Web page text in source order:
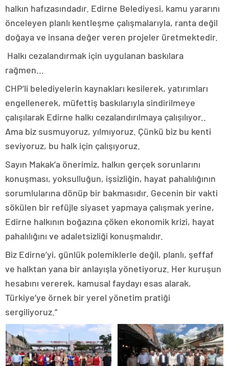
halkın hafızasındadır. Edirne Belediyesi, kamu yararını
önceleyen planlı kentleşme çalışmalarıyla, ranta değil
doğaya ve insana değer veren projeler üretmektedir.
Halkı cezalandırmak için uygulanan baskılara
rağmen…
CHP’li belediyelerin kaynakları kesilerek, yatırımları
engellenerek, müfettiş baskılarıyla sindirilmeye
çalışılarak Edirne halkı cezalandırılmaya çalışılıyor..
Ama biz susmuyoruz, yılmıyoruz. Çünkü biz bu kenti
seviyoruz, bu halk için çalışıyoruz.
Sayın Makak’a önerimiz, halkın gerçek sorunlarını
konuşması, yoksulluğun, işsizliğin, hayat pahalılığının
sorumlularına dönüp bir bakmasıdır. Gecenin bir vakti
sökülen bir refüjle siyaset yapmaya çalışmak yerine,
Edirne halkının boğazına çöken ekonomik krizi, hayat
pahalılığını ve adaletsizliği konuşmalıdır.
Biz Edirne’yi, günlük polemiklerle değil, planlı, şeffaf
ve halktan yana bir anlayışla yönetiyoruz. Her kuruşun
hesabını vererek, kamusal faydayı esas alarak,
Türkiye’ye örnek bir yerel yönetim pratiği
sergiliyoruz.”